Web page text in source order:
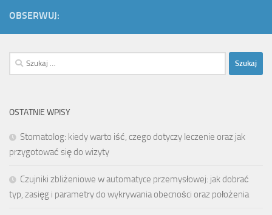
OBSERWUJ:
Szukaj:
OSTATNIE WPISY
Stomatolog: kiedy warto iść, czego dotyczy leczenie oraz jak
przygotować się do wizyty
Czujniki zbliżeniowe w automatyce przemysłowej: jak dobrać
typ, zasięg i parametry do wykrywania obecności oraz położenia